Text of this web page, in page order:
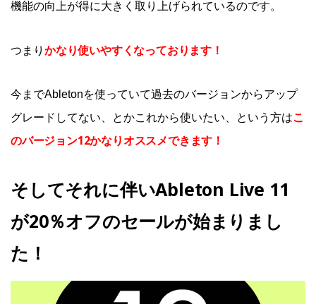
機能の向上が得に大きく取り上げられているのです。
つまり かなり使いやすくなっております！
今までAbletonを使っていて過去のバージョンからアップ
グレードしてない、とかこれから使いたい、という方はこ
のバージョン12かなりオススメできます！
そしてそれに伴いAbleton Live 11
が20％オフのセールが始まりまし
た！